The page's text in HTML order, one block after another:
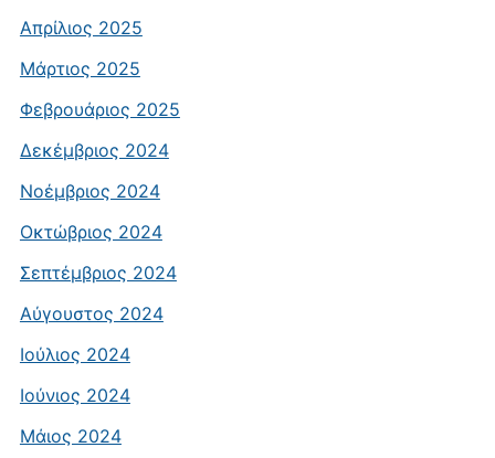
Απρίλιος 2025
Μάρτιος 2025
Φεβρουάριος 2025
Δεκέμβριος 2024
Νοέμβριος 2024
Οκτώβριος 2024
Σεπτέμβριος 2024
Αύγουστος 2024
Ιούλιος 2024
Ιούνιος 2024
Μάιος 2024